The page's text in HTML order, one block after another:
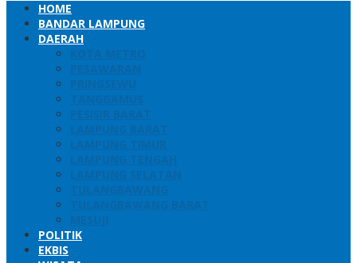
HOME
BANDAR LAMPUNG
DAERAH
KOTA METRO
PESAWARAN
PRINGSEWU
TANGGAMUS
PESISIR BARAT
LAMPUNG BARAT
LAMPUNG TIMUR
LAMPUNG TENGAH
LAMPUNG SELATAN
TULANGBAWANG
TULANGBAWANG BARAT
MESUJI
POLITIK
EKBIS